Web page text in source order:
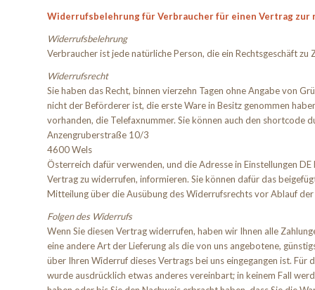
Widerrufsbelehrung für Verbraucher für einen Vertrag
Widerrufsbelehrung
Verbraucher ist jede natürliche Person, die ein Rechtsgeschäft
Widerrufsrecht
Sie haben das Recht, binnen vierzehn Tagen ohne Angabe von
nicht der Beförderer ist, die erste Ware in Besitz genommen
vorhanden, die Telefaxnummer. Sie können auch den shortcode
Anzengruberstraße 10/3
4600 Wels
Österreich dafür verwenden, und die Adresse in Einstellungen
Vertrag zu widerrufen, informieren. Sie können dafür das
Mitteilung über die Ausübung des Widerrufsrechts vor Ablauf
Folgen des Widerrufs
Wenn Sie diesen Vertrag widerrufen, haben wir Ihnen alle
eine andere Art der Lieferung als die von uns angebotene,
über Ihren Widerruf dieses Vertrags bei uns eingegangen ist. Für
wurde ausdrücklich etwas anderes vereinbart; in keinem Fall